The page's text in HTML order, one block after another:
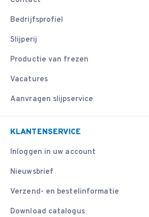
Bedrijfsprofiel
Slijperij
Productie van frezen
Vacatures
Aanvragen slijpservice
KLANTENSERVICE
Inloggen in uw account
Nieuwsbrief
Verzend- en bestelinformatie
Download catalogus